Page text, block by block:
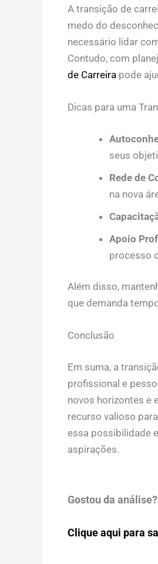
A transição de
medo do
necessário lidar
Contudo, com
de Carreirapode
Dicas para uma
seus
Rede de
na nova
Apoio
processo
Além disso,
que demanda
Conclusão
Em suma, a
profissional e
novos horizontes e
recurso valioso
essa possibilidade
aspirações.
Gostou da análise?
Clique aqui para